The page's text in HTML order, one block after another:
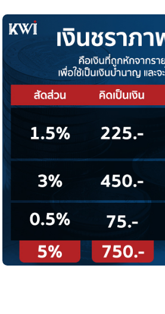
โยชน์กรณีเจ็บป่วย ทุพพลภาพ
บำเหน็จ (เงินก้อน) หรือเงินบำ
ประกันสังคมกันก่อนครับ มาดู